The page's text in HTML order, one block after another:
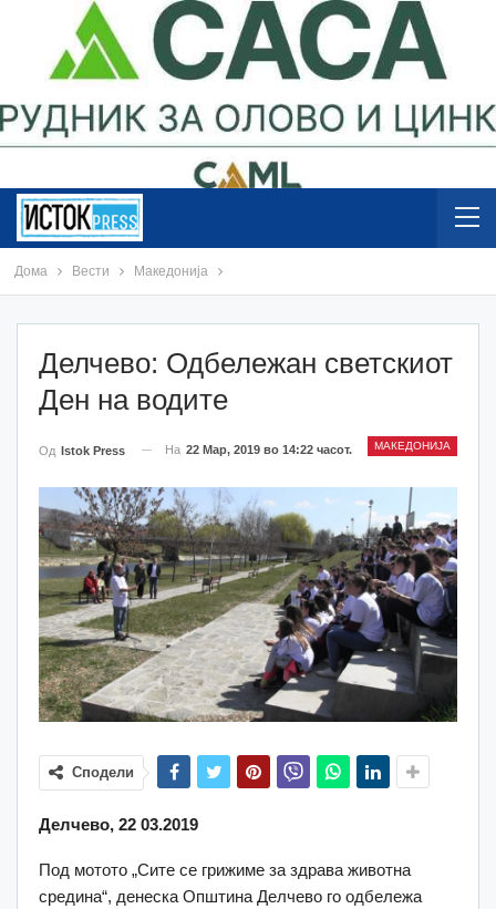
Дома Вести Македонија
Делчево: Одбележан светскиот
Ден на водите
МАКЕДОНИЈА
Од Istok Press На 22 Мар, 2019 во 14:22 часот.
Сподели
Делчево, 22 03.2019
Под мотото „Сите се грижиме за здрава животна
средина“, денеска Општина Делчево го одбележа